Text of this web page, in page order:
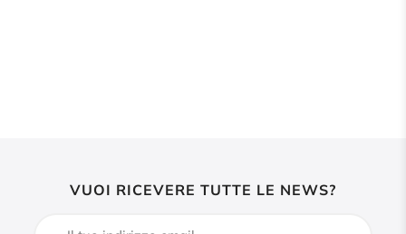
VUOI RICEVERE TUTTE LE NEWS?